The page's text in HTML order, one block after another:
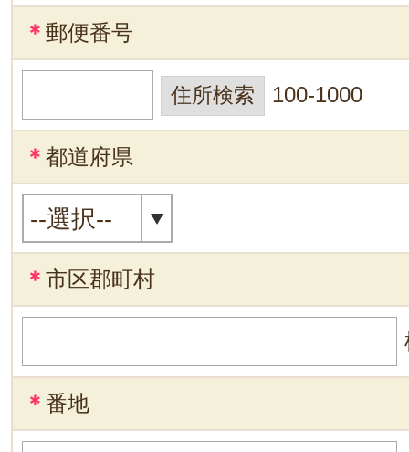
＊ 郵便番号
100-1000
＊ 都道府県
＊ 市区郡町村
＊ 番地